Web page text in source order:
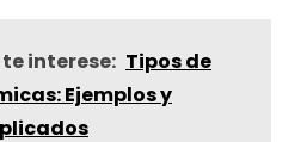
interese: Tipos de
Ejemplos y